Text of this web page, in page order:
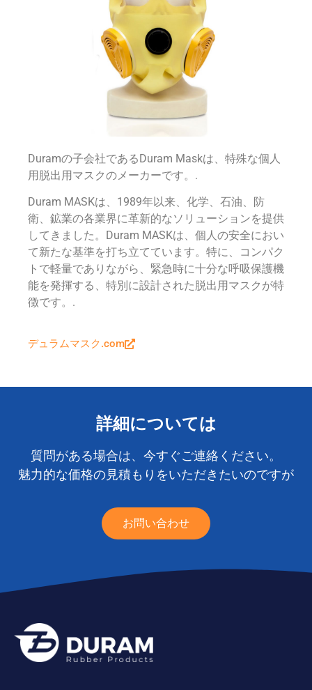
Duramの子会社であるDuram Maskは、特殊な個人
用脱出用マスクのメーカーです。.
Duram MASKは、1989年以来、化学、石油、防
衛、鉱業の各業界に革新的なソリューションを提供
してきました。Duram MASKは、個人の安全におい
て新たな基準を打ち立てています。特に、コンパク
トで軽量でありながら、緊急時に十分な呼吸保護機
能を発揮する、特別に設計された脱出用マスクが特
徴です。.
デュラムマスク.com
詳細については
質問がある場合は、今すぐご連絡ください。
魅力的な価格の見積もりをいただきたいのですが
お問い合わせ